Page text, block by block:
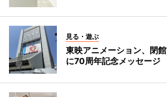
見る・遊ぶ
東映アニメーション、閉
に70周年記念メッセージ